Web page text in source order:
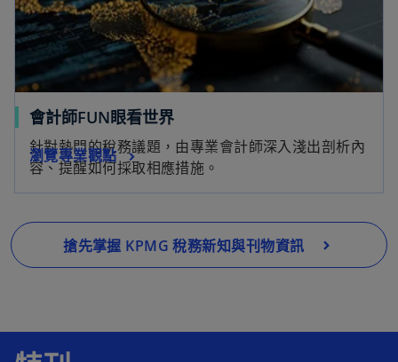
會計師FUN眼看世界
針對熱門的稅務議題，由專業會計師深入淺出剖析內
容、提醒如何採取相應措施。
瀏覽專業觀點
搶先掌握 KPMG 稅務新知與刊物資訊
新